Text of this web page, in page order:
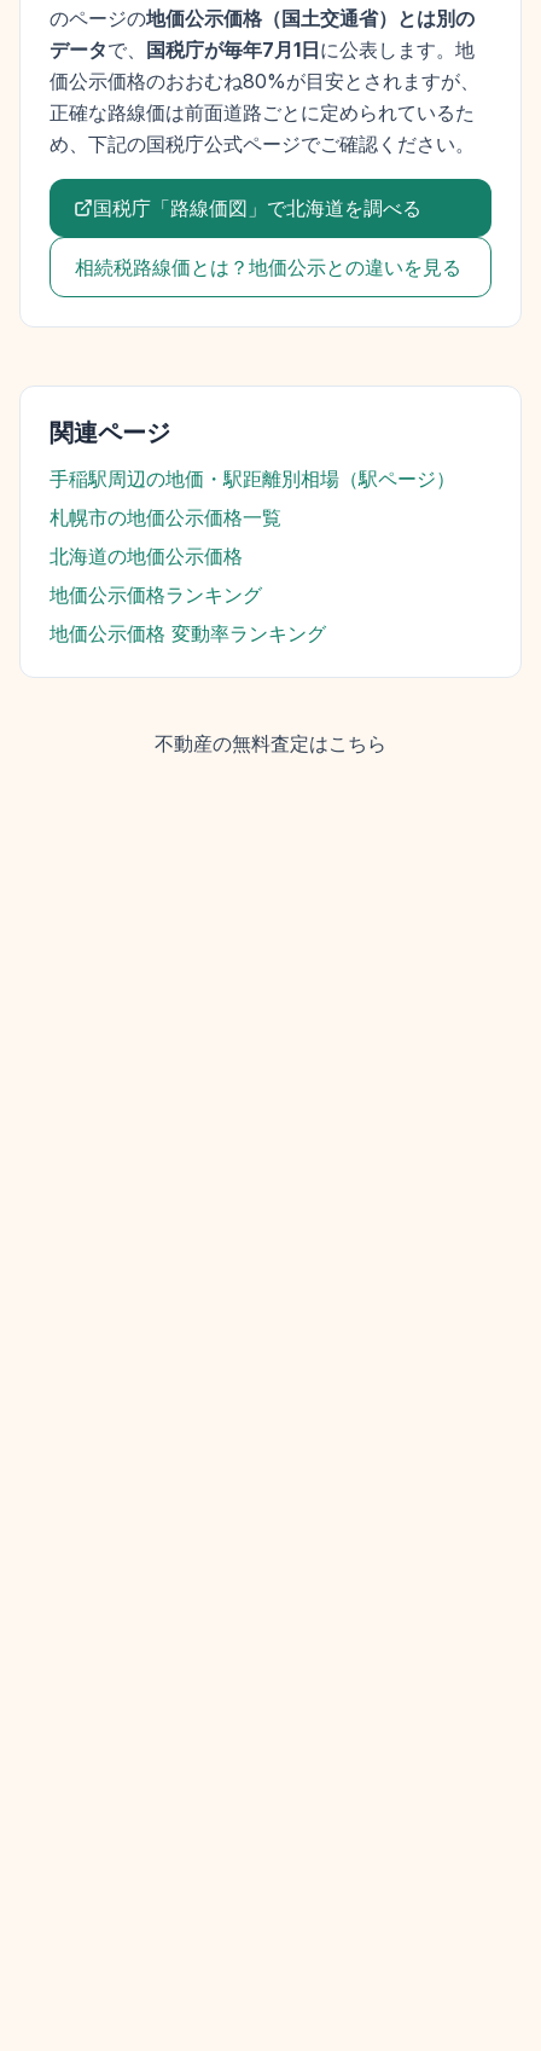
のページの地価公示価格 （ 国土交通省）とは別の
データで、 国税庁が毎年7月1日に公表します。 地
価公示価格のおおむね80%が目安とされますが、
正確な路線価は前面道路ごとに定められているた
め、下記の国税庁公式ページでご確認ください。
国税庁「路線価図」で北海道を調べる
相続税路線価とは？地価公示との違いを見る
関連ページ
手稲駅周辺の地価・駅距離別相場（駅ページ）
札幌市の地価公示価格一覧
北海道の地価公示価格
地価公示価格ランキング
地価公示価格 変動率ランキング
不動産の無料査定はこちら